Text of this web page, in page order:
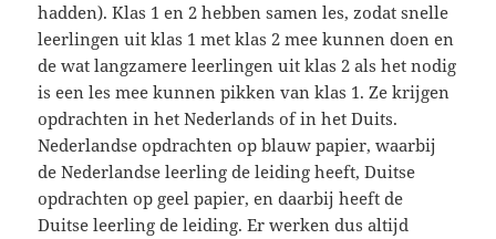
hadden). Klas 1 en 2 hebben samen les, zodat snelle
leerlingen uit klas 1 met klas 2 mee kunnen doen en
de wat langzamere leerlingen uit klas 2 als het nodig
is een les mee kunnen pikken van klas 1. Ze krijgen
opdrachten in het Nederlands of in het Duits.
Nederlandse opdrachten op blauw papier, waarbij
de Nederlandse leerling de leiding heeft, Duitse
opdrachten op geel papier, en daarbij heeft de
Duitse leerling de leiding. Er werken dus altijd